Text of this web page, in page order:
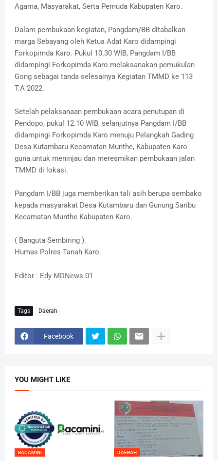
Agama, Masyarakat, Serta Pemuda Kabupaten Karo.
Dalam pembukaan kegiatan, Pangdam/BB ditabalkan
marga Sebayang oleh Ketua Adat Karo didampingi
Forkopimda Karo. Pukul 10.30 WIB, Pangdam I/BB
didampingi Forkopimda Karo melaksanakan pemukulan
Gong sebagai tanda selesainya Kegiatan TMMD ke 113
T.A 2022.
Setelah pelaksanaan pembukaan acara penutupan di
Pendopo, pukul 12.10 WIB, selanjutnya Pangdam I/BB
didampingi Forkopimda Karo menuju Pelangkah Gading
Desa Kutambaru Kecamatan Munthe, Kabupaten Karo
guna untuk meninjau dan meresmikan pembukaan jalan
TMMD di lokasi.
Pangdam I/BB juga memberikan tali asih berupa sembako
kepada masyarakat Desa Kutambaru dan Gunung Saribu
Kecamatan Munthe Kabupaten Karo.
( Banguta Sembiring ).
Humas Polres Tanah Karo.
Editor : Edy MDNews 01
Tags Daerah
Facebook
YOU MIGHT LIKE
BACAMINI DAERAH